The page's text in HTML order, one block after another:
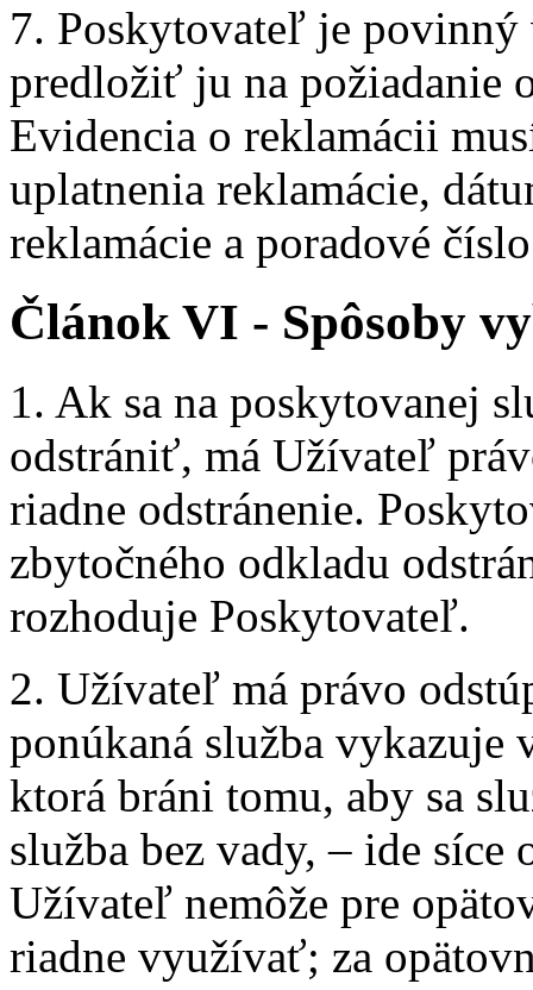
7. Poskytovateľ je
predložiť ju na požiadanie
Evidencia o reklamácii
uplatnenia reklamácie,
reklamácie a poradové
Článok VI - Spôsoby
1. Ak sa na poskytovanej
odstrániť, má Užívateľ
riadne odstránenie.
zbytočného odkladu
rozhoduje Poskytovateľ.
2. Užívateľ má právo
ponúkaná služba vykazuje
ktorá bráni tomu, aby sa
služba bez vady, – ide síce
Užívateľ nemôže pre
riadne využívať; za